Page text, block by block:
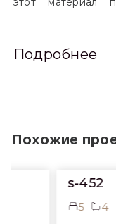
обычный
Подробнее
Похожие
s-452
4